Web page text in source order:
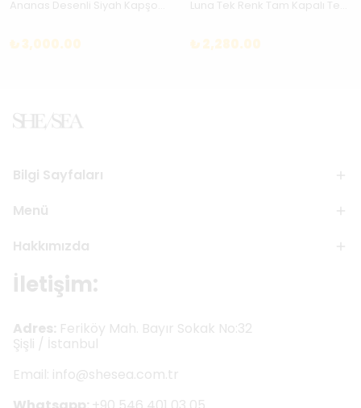
₺ 3,000.00 ₺ 2,280.00
Bilgi Sayfaları
Menü
Hakkımızda
İletişim:
Adres: Feriköy Mah. Bayır Sokak No:32
Şişli / İstanbul
Email: info@shesea.com.tr